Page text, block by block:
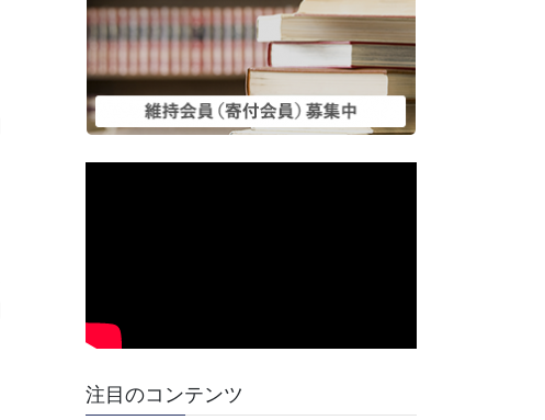
注目のコンテンツ